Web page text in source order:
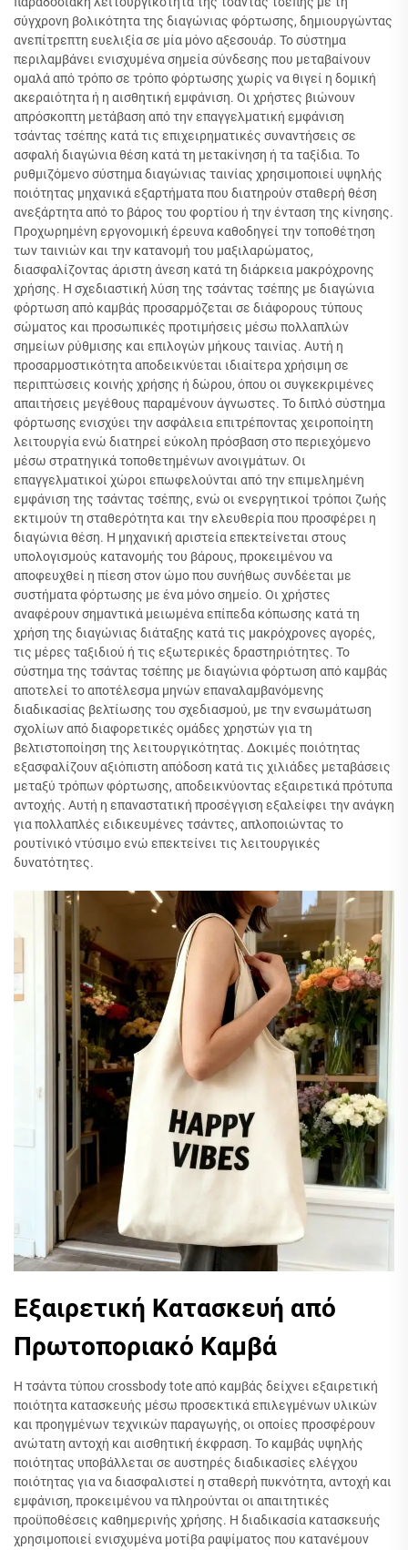
σύγχρονη βολικότητα της διαγώνιας φόρτωσης, δημιουργώντας
ανεπίτρεπτη ευελιξία σε μία μόνο αξεσουάρ. Το σύστημα
περιλαμβάνει ενισχυμένα σημεία σύνδεσης που μεταβαίνουν
ομαλά από τρόπο σε τρόπο φόρτωσης χωρίς να θιγεί η δομική
ακεραιότητα ή η αισθητική εμφάνιση. Οι χρήστες βιώνουν
απρόσκοπτη μετάβαση από την επαγγελματική εμφάνιση
τσάντας τσέπης κατά τις επιχειρηματικές συναντήσεις σε
ασφαλή διαγώνια θέση κατά τη μετακίνηση ή τα ταξίδια. Το
ρυθμιζόμενο σύστημα διαγώνιας ταινίας χρησιμοποιεί υψηλής
ποιότητας μηχανικά εξαρτήματα που διατηρούν σταθερή θέση
ανεξάρτητα από το βάρος του φορτίου ή την ένταση της κίνησης.
Προχωρημένη εργονομική έρευνα καθοδηγεί την τοποθέτηση
των ταινιών και την κατανομή του μαξιλαρώματος,
διασφαλίζοντας άριστη άνεση κατά τη διάρκεια μακρόχρονης
χρήσης. Η σχεδιαστική λύση της τσάντας τσέπης με διαγώνια
φόρτωση από καμβάς προσαρμόζεται σε διάφορους τύπους
σώματος και προσωπικές προτιμήσεις μέσω πολλαπλών
σημείων ρύθμισης και επιλογών μήκους ταινίας. Αυτή η
προσαρμοστικότητα αποδεικνύεται ιδιαίτερα χρήσιμη σε
περιπτώσεις κοινής χρήσης ή δώρου, όπου οι συγκεκριμένες
απαιτήσεις μεγέθους παραμένουν άγνωστες. Το διπλό σύστημα
φόρτωσης ενισχύει την ασφάλεια επιτρέποντας χειροποίητη
λειτουργία ενώ διατηρεί εύκολη πρόσβαση στο περιεχόμενο
μέσω στρατηγικά τοποθετημένων ανοιγμάτων. Οι
επαγγελματικοί χώροι επωφελούνται από την επιμελημένη
εμφάνιση της τσάντας τσέπης, ενώ οι ενεργητικοί τρόποι ζωής
εκτιμούν τη σταθερότητα και την ελευθερία που προσφέρει η
διαγώνια θέση. Η μηχανική αριστεία επεκτείνεται στους
υπολογισμούς κατανομής του βάρους, προκειμένου να
αποφευχθεί η πίεση στον ώμο που συνήθως συνδέεται με
συστήματα φόρτωσης με ένα μόνο σημείο. Οι χρήστες
αναφέρουν σημαντικά μειωμένα επίπεδα κόπωσης κατά τη
χρήση της διαγώνιας διάταξης κατά τις μακρόχρονες αγορές,
τις μέρες ταξιδιού ή τις εξωτερικές δραστηριότητες. Το
σύστημα της τσάντας τσέπης με διαγώνια φόρτωση από καμβάς
αποτελεί το αποτέλεσμα μηνών επαναλαμβανόμενης
διαδικασίας βελτίωσης του σχεδιασμού, με την ενσωμάτωση
σχολίων από διαφορετικές ομάδες χρηστών για τη
βελτιστοποίηση της λειτουργικότητας. Δοκιμές ποιότητας
εξασφαλίζουν αξιόπιστη απόδοση κατά τις χιλιάδες μεταβάσεις
μεταξύ τρόπων φόρτωσης, αποδεικνύοντας εξαιρετικά πρότυπα
αντοχής. Αυτή η επαναστατική προσέγγιση εξαλείφει την ανάγκη
για πολλαπλές ειδικευμένες τσάντες, απλοποιώντας το
ρουτίνικό ντύσιμο ενώ επεκτείνει τις λειτουργικές
δυνατότητες.
Εξαιρετική Κατασκευή από
Πρωτοποριακό Καμβά
Η τσάντα τύπου crossbody tote από καμβάς δείχνει εξαιρετική
ποιότητα κατασκευής μέσω προσεκτικά επιλεγμένων υλικών
και προηγμένων τεχνικών παραγωγής, οι οποίες προσφέρουν
ανώτατη αντοχή και αισθητική έκφραση. Το καμβάς υψηλής
ποιότητας υποβάλλεται σε αυστηρές διαδικασίες ελέγχου
ποιότητας για να διασφαλιστεί η σταθερή πυκνότητα, αντοχή και
εμφάνιση, προκειμένου να πληρούνται οι απαιτητικές
προϋποθέσεις καθημερινής χρήσης. Η διαδικασία κατασκευής
χρησιμοποιεί ενισχυμένα μοτίβα ραψίματος που κατανέμουν